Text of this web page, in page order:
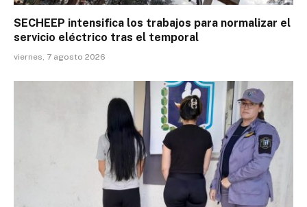
SECHEEP intensifica los trabajos para normalizar el
servicio eléctrico tras el temporal
viernes, 7 agosto 2026